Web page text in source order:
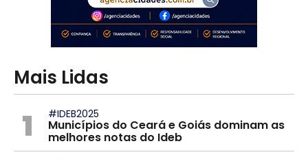
Mais Lidas
1 #IDEB2025
Municípios do Ceará e Goiás dominam as
melhores notas do Ideb